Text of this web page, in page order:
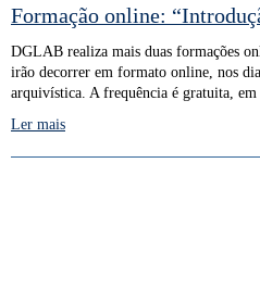
Formação online:
DGLAB realiza mais duas formações
irão decorrer em formato online, nos
arquivística. A frequência é gratuita,
Ler mais